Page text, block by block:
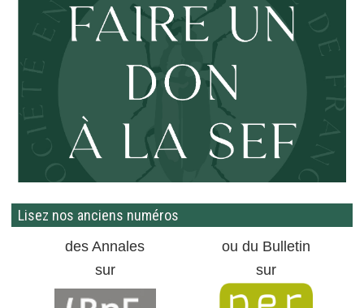
Lisez nos anciens numéros
des Annales
ou du Bulletin
sur
sur